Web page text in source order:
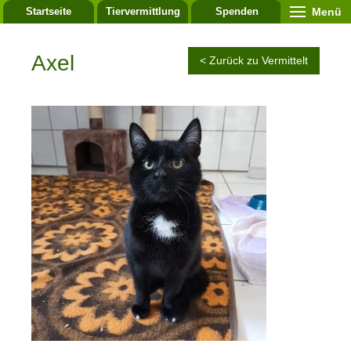
Startseite Tiervermittlung Spenden Menü
Axel < Zurück zu Vermittelt